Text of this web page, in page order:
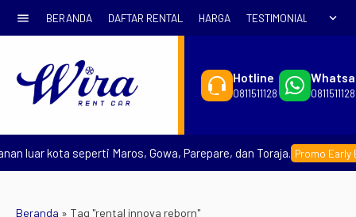
menu BERANDA DAFTAR RENTAL HARGA TESTIMONIAL expand_more
Hotline
0811511128 0811511128
luar kota seperti Maros, Gowa, Parepare, dan Toraja. Promo Early
Beranda » Tag "rental innova reborn"